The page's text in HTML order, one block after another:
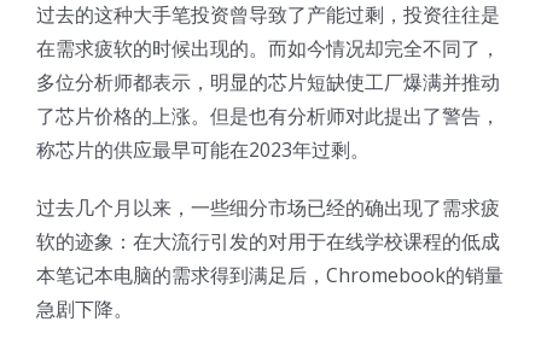
超声波喷雾成型系统
流量
耐化学腐蚀的喷嘴
过去的这种大手笔投资曾导致了产能过剩，投资往往是
在需求疲软的时候出现的。而如今情况却完全不同了，
多位分析师都表示，明显的芯片短缺使工厂爆满并推动
了芯片价格的上涨。但是也有分析师对此提出了警告，
称芯片的供应最早可能在2023年过剩。
过去几个月以来，一些细分市场已经的确出现了需求疲
软的迹象：在大流行引发的对用于在线学校课程的低成
本笔记本电脑的需求得到满足后，Chromebook的销量
急剧下降。